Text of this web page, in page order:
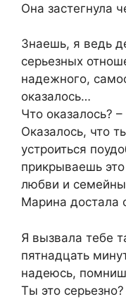
Она застегнула
Знаешь, я ведь
серьезных
надежного,
оказалось…
Что оказалось?
Оказалось, что
устроиться
прикрываешь
любви и
Марина достала
Я вызвала тебе
пятнадцать
надеюсь,
Ты это